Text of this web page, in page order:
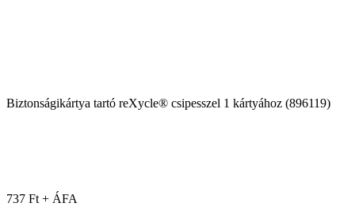
Biztonságikártya tartó reXycle® csipesszel 1 kártyához (896119)
737 Ft + ÁFA